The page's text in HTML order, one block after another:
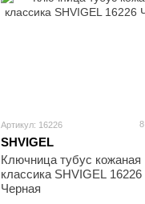
Артикул: 16226 8
SHVIGEL
Ключница тубус кожаная
классика SHVIGEL 16226
Черная